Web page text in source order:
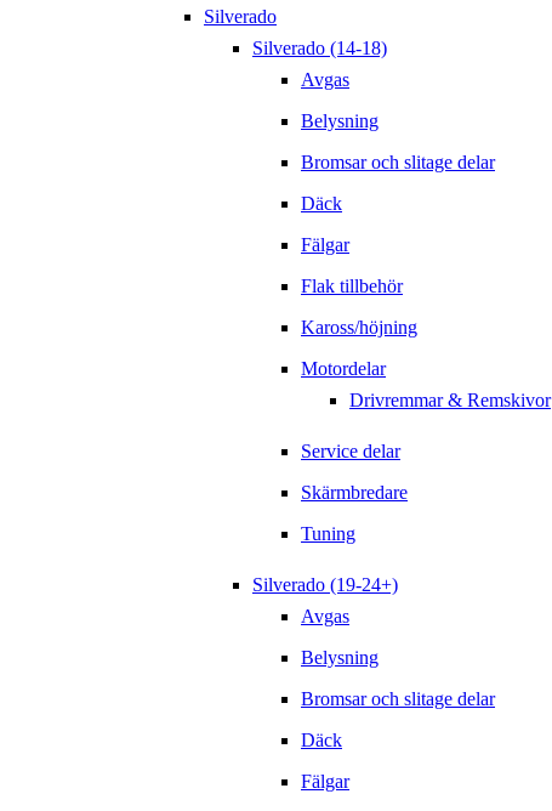
Silverado
Silverado (14-18)
Avgas
Belysning
Bromsar och slitage delar
Däck
Fälgar
Flak tillbehör
Kaross/höjning
Motordelar
Drivremmar & Remskivor
Service delar
Skärmbredare
Tuning
Silverado (19-24+)
Avgas
Belysning
Bromsar och slitage delar
Däck
Fälgar